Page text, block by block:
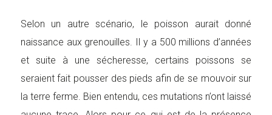
Selon un autre scénario, le poisson aurait donné
naissance aux grenouilles. Il y a 500 millions d’années
et suite à une sécheresse, certains poissons se
seraient fait pousser des pieds afin de se mouvoir sur
la terre ferme. Bien entendu, ces mutations n’ont laissé